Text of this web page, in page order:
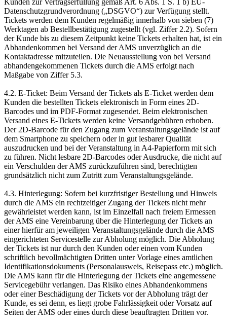
Datenschutzgrundverordnung („DSGVO“) zur Verfügung stellt.
Tickets werden dem Kunden regelmäßig innerhalb von sieben (7)
Werktagen ab Bestellbestätigung zugestellt (vgl. Ziffer 2.2). Sofern
der Kunde bis zu diesem Zeitpunkt keine Tickets erhalten hat, ist ein
Abhandenkommen bei Versand der AMS unverzüglich an die
Kontaktadresse mitzuteilen. Die Neuausstellung von bei Versand
abhandengekommenen Tickets durch die AMS erfolgt nach
Maßgabe von Ziffer 5.3.
4.2. E-Ticket: Beim Versand der Tickets als E-Ticket werden dem
Kunden die bestellten Tickets elektronisch in Form eines 2D-
Barcodes und im PDF-Format zugesendet. Beim elektronischen
Versand eines E-Tickets werden keine Versandgebühren erhoben.
Der 2D-Barcode für den Zugang zum Veranstaltungsgelände ist auf
dem Smartphone zu speichern oder in gut lesbarer Qualität
auszudrucken und bei der Veranstaltung in A4-Papierform mit sich
zu führen. Nicht lesbare 2D-Barcodes oder Ausdrucke, die nicht auf
ein Verschulden der AMS zurückzuführen sind, berechtigten
grundsätzlich nicht zum Zutritt zum Veranstaltungsgelände.
4.3. Hinterlegung: Sofern bei kurzfristiger Bestellung und Hinweis
durch die AMS ein rechtzeitiger Zugang der Tickets nicht mehr
gewährleistet werden kann, ist im Einzelfall nach freiem Ermessen
der AMS eine Vereinbarung über die Hinterlegung der Tickets an
einer hierfür am jeweiligen Veranstaltungsgelände durch die AMS
eingerichteten Servicestelle zur Abholung möglich. Die Abholung
der Tickets ist nur durch den Kunden oder einen vom Kunden
schriftlich bevollmächtigten Dritten unter Vorlage eines amtlichen
Identifikationsdokuments (Personalausweis, Reisepass etc.) möglich.
Die AMS kann für die Hinterlegung der Tickets eine angemessene
Servicegebühr verlangen. Das Risiko eines Abhandenkommens
oder einer Beschädigung der Tickets vor der Abholung trägt der
Kunde, es sei denn, es liegt grobe Fahrlässigkeit oder Vorsatz auf
Seiten der AMS oder eines durch diese beauftragten Dritten vor.